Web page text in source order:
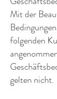
Mit der
folgenden
gelten nicht.